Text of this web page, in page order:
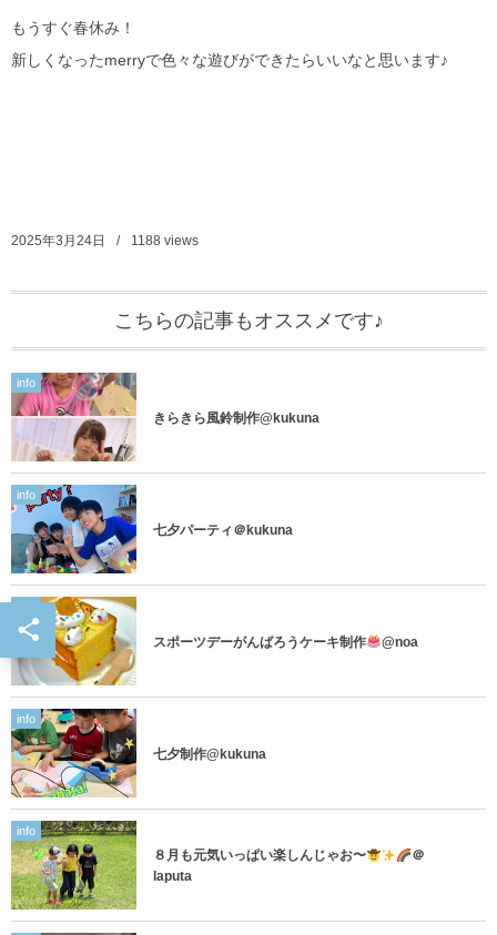
もうすぐ春休み！
新しくなったmerryで色々な遊びができたらいいなと思います♪
2025年3月24日 1188 views
こちらの記事もオススメです♪
info
きらきら風鈴制作@kukuna
info
七夕パーティ＠kukuna
スポーツデーがんばろうケーキ制作 @noa
info
七夕制作@kukuna
info
８月も元気いっぱい楽しんじゃお〜
＠
laputa